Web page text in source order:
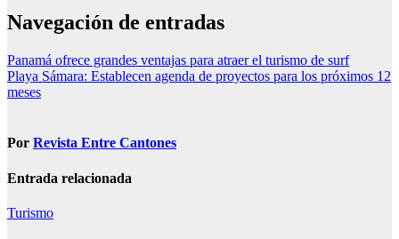
Navegación de entradas
Panamá ofrece grandes ventajas para atraer el turismo de surf
Playa Sámara: Establecen agenda de proyectos para los próximos 12
meses
Por Revista Entre Cantones
Entrada relacionada
Turismo